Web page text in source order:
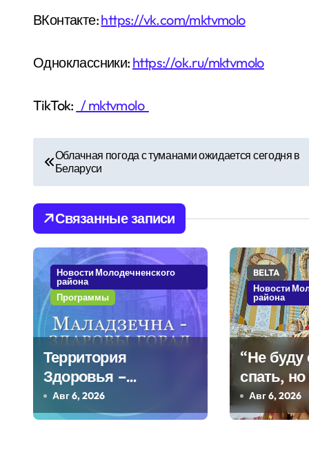
ВКонтакте:https://vk.com/mktvmolo
Одноклассники: https://ok.ru/mktvmolo
TikTok: / mktvmolo
а
в
и
г
ц
и
я
п
Облачная погода с туманами ожидается сегодня в
Беларуси
Связанные записи
Новости Молодечненского
района
Программы
Территория
Здоровья –
Березинское
Авг 6, 2026
BELTA
Новости
района
“Не буду
спать,
Авг 6, 2026